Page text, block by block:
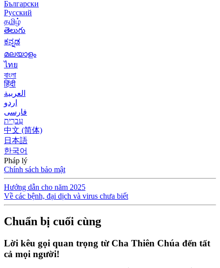
Български
Русский
தமிழ்
తెలుగు
ಕನ್ನಡ
മലയാളം
ไทย
বাংলা
हिंदी
العربية
اردو
فارسی
עִברִית
中文 (简体)
日本語
한국어
Pháp lý
Chính sách bảo mật
Hướng dẫn cho năm 2025
Về các bệnh, đại dịch và virus chưa biết
Chuẩn bị cuối cùng
Lời kêu gọi quan trọng từ Cha Thiên Chúa đến tất
cả mọi người!